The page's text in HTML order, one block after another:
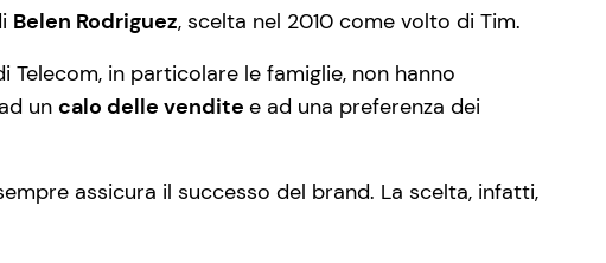
Belen Rodriguez, scelta nel 2010 come volto di Tim.
in particolare le famiglie, non hanno
un calo delle vendite e ad una preferenza dei
assicura il successo del brand. La scelta, infatti,